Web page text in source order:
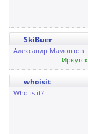
SkiBuer
Александр Мамонтов
Иркутск
whoisit
Who is it?